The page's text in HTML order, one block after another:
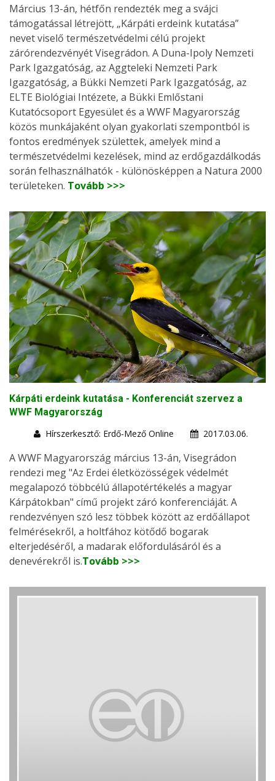
Március 13-án, hétfőn rendezték meg a svájci
támogatással létrejött, „Kárpáti erdeink kutatása”
nevet viselő természetvédelmi célú projekt
zárórendezvényét Visegrádon. A Duna-Ipoly Nemzeti
Park Igazgatóság, az Aggteleki Nemzeti Park
Igazgatóság, a Bükki Nemzeti Park Igazgatóság, az
ELTE Biológiai Intézete, a Bükki Emlőstani
Kutatócsoport Egyesület és a WWF Magyarország
közös munkájaként olyan gyakorlati szempontból is
fontos eredmények születtek, amelyek mind a
természetvédelmi kezelések, mind az erdőgazdálkodás
során felhasználhatók - különösképpen a Natura 2000
területeken. Tovább >>>
Kárpáti erdeink kutatása - Konferenciát szervez a
WWF Magyarország
Hírszerkesztő: Erdő-Mező Online
2017.03.06.
A WWF Magyarország március 13-án, Visegrádon
rendezi meg "Az Erdei életközösségek védelmét
megalapozó többcélú állapotértékelés a magyar
Kárpátokban" című projekt záró konferenciáját. A
rendezvényen szó lesz többek között az erdőállapot
felmérésekről, a holtfához kötődő bogarak
elterjedéséről, a madarak előfordulásáról és a
denevérekről is.Tovább >>>